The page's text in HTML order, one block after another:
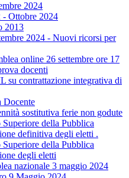
2024
Ottobre 2024
2013
2024 - Nuovi ricorsi per
online 26 settembre ore 17
docenti
su contrattazione integrativa di
sostitutiva ferie non godute
della Pubblica
definitiva degli eletti .
della Pubblica
degli eletti
nazionale 3 maggio 2024